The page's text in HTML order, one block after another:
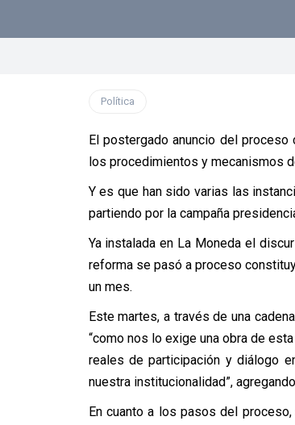
Política
El postergado anuncio del
los procedimientos y mecanismos
Y es que han sido varias las
partiendo por la campaña
Ya instalada en La Moneda el
reforma se pasó a proceso
un mes.
Este martes, a través de una
“como nos lo exige una obra de
reales de participación y diálogo
nuestra institucionalidad”,
En cuanto a los pasos del